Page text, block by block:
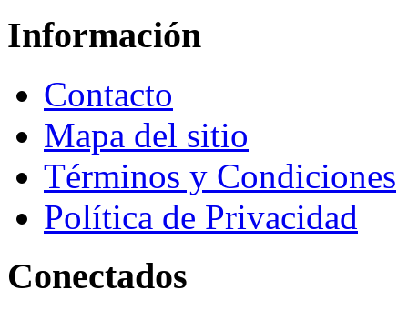
Información
Contacto
Mapa del sitio
Términos y Condiciones
Política de Privacidad
Conectados